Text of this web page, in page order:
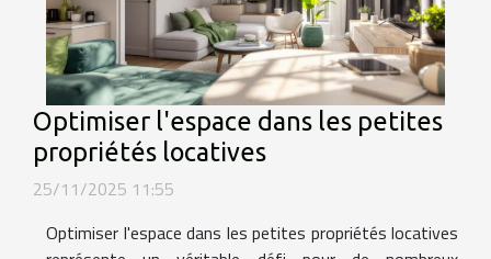
Optimiser l'espace dans les petites
propriétés locatives
25/11/2025 11:55
Optimiser l'espace dans les petites propriétés locatives